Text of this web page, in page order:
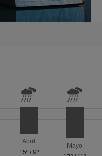
Abril
15º/ 9º
Mayo